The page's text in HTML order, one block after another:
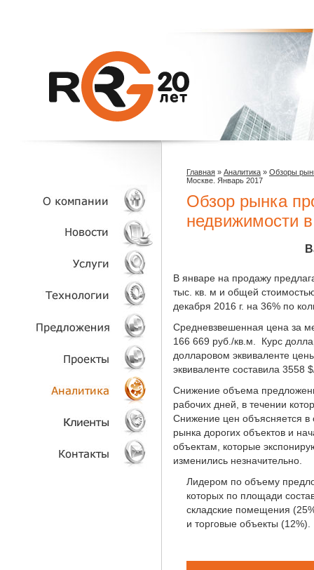
О КОМПАНИИ
НОВОСТИ
УСЛУГИ
ТЕХНОЛОГИИ
ОБЪЕКТЫ
ПРОЕКТЫ
АНАЛИТИКА
КЛИЕНТЫ
Главная » Аналитика » Обзоры
Москве. Январь 2017
Обзор рынка
недвижимости
В январе на продажу
тыс. кв. м и общей
декабря 2016 г. на 36% по
Средневзвешенная цена за
166 669 руб./кв.м. Курс
долларовом эквиваленте
эквиваленте составила 3558
Снижение объема
рабочих дней, в течении
Снижение цен объясняется в
рынка дорогих объектов и
объектам, которые
изменились незначительно.
Лидером по объему
которых по площади
складские помещения
и торговые объекты (12%).